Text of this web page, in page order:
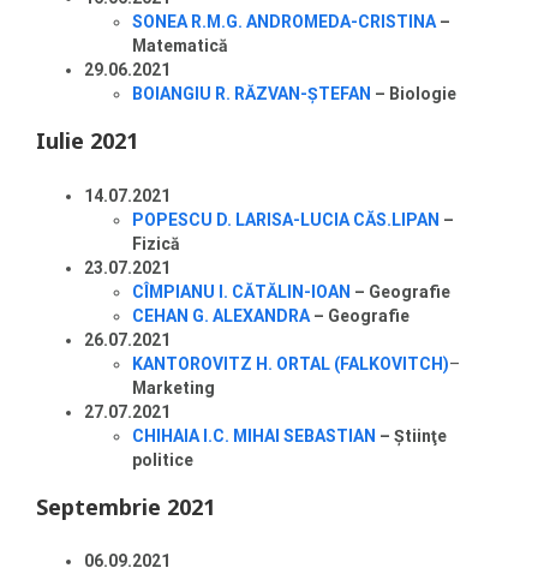
SONEA R.M.G. ANDROMEDA-CRISTINA –
Matematică
29.06.2021
BOIANGIU R. RĂZVAN-ŞTEFAN – Biologie
Iulie 2021
14.07.2021
POPESCU D. LARISA-LUCIA CĂS.LIPAN –
Fizică
23.07.2021
CÎMPIANU I. CĂTĂLIN-IOAN – Geografie
CEHAN G. ALEXANDRA – Geografie
26.07.2021
KANTOROVITZ H. ORTAL (FALKOVITCH)–
Marketing
27.07.2021
CHIHAIA I.C. MIHAI SEBASTIAN – Ştiinţe
politice
Septembrie 2021
06.09.2021